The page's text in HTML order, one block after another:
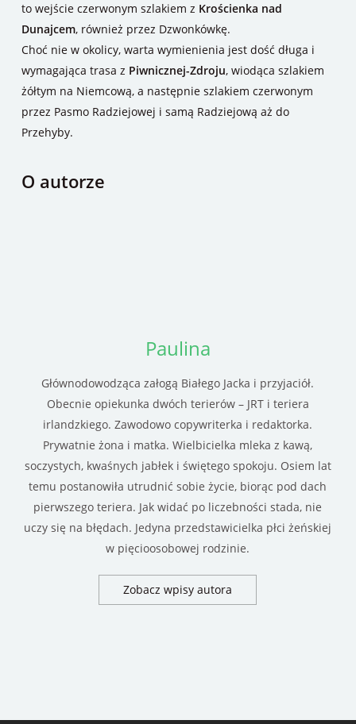
to wejście czerwonym szlakiem z Krościenka nad
Dunajcem, również przez Dzwonkówkę.
Choć nie w okolicy, warta wymienienia jest dość długa i
wymagająca trasa z Piwnicznej-Zdroju, wiodąca szlakiem
żółtym na Niemcową, a następnie szlakiem czerwonym
przez Pasmo Radziejowej i samą Radziejową aż do
Przehyby.
O autorze
Paulina
Głównodowodząca załogą Białego Jacka i przyjaciół.
Obecnie opiekunka dwóch terierów – JRT i teriera
irlandzkiego. Zawodowo copywriterka i redaktorka.
Prywatnie żona i matka. Wielbicielka mleka z kawą,
soczystych, kwaśnych jabłek i świętego spokoju. Osiem lat
temu postanowiła utrudnić sobie życie, biorąc pod dach
pierwszego teriera. Jak widać po liczebności stada, nie
uczy się na błędach. Jedyna przedstawicielka płci żeńskiej
w pięcioosobowej rodzinie.
Zobacz wpisy autora